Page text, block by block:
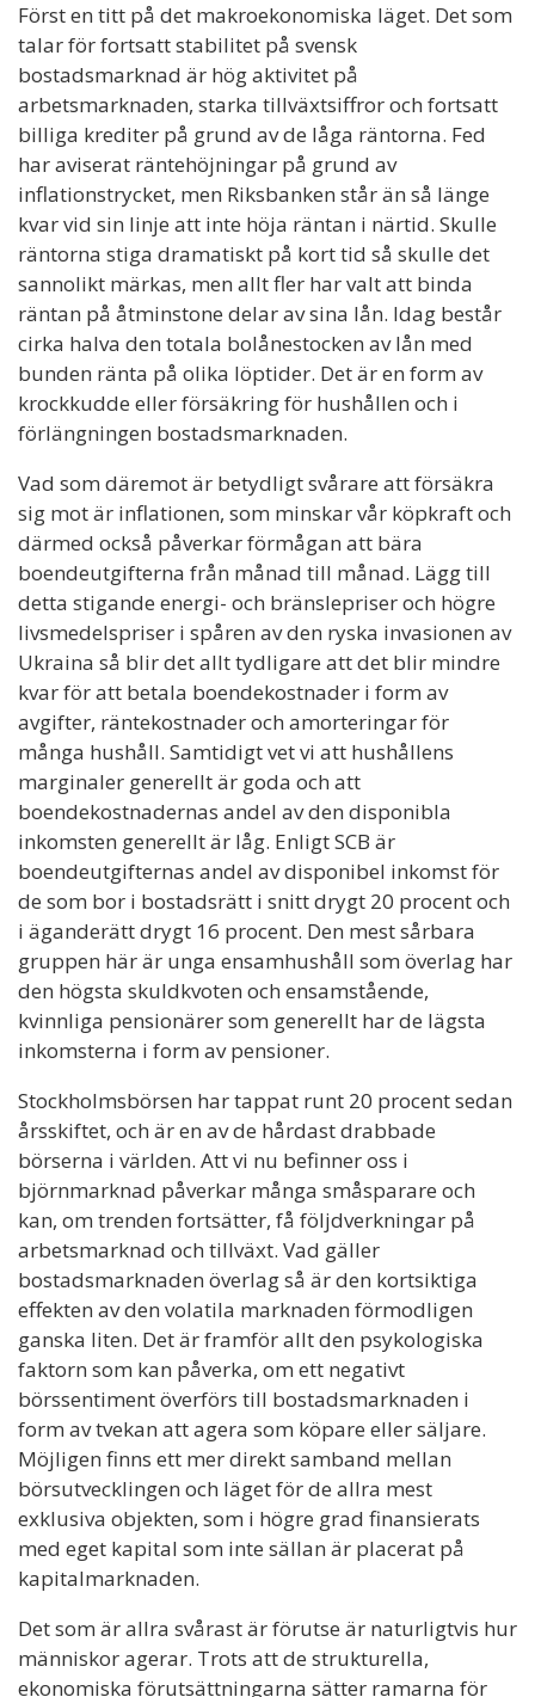
Först en titt på det makroekonomiska läget. Det som
talar för fortsatt stabilitet på svensk
bostadsmarknad är hög aktivitet på
arbetsmarknaden, starka tillväxtsiffror och fortsatt
billiga krediter på grund av de låga räntorna. Fed
har aviserat räntehöjningar på grund av
inflationstrycket, men Riksbanken står än så länge
kvar vid sin linje att inte höja räntan i närtid. Skulle
räntorna stiga dramatiskt på kort tid så skulle det
sannolikt märkas, men allt fler har valt att binda
räntan på åtminstone delar av sina lån. Idag består
cirka halva den totala bolånestocken av lån med
bunden ränta på olika löptider. Det är en form av
krockkudde eller försäkring för hushållen och i
förlängningen bostadsmarknaden.
Vad som däremot är betydligt svårare att försäkra
sig mot är inflationen, som minskar vår köpkraft och
därmed också påverkar förmågan att bära
boendeutgifterna från månad till månad. Lägg till
detta stigande energi- och bränslepriser och högre
livsmedelspriser i spåren av den ryska invasionen av
Ukraina så blir det allt tydligare att det blir mindre
kvar för att betala boendekostnader i form av
avgifter, räntekostnader och amorteringar för
många hushåll. Samtidigt vet vi att hushållens
marginaler generellt är goda och att
boendekostnadernas andel av den disponibla
inkomsten generellt är låg. Enligt SCB är
boendeutgifternas andel av disponibel inkomst för
de som bor i bostadsrätt i snitt drygt 20 procent och
i äganderätt drygt 16 procent. Den mest sårbara
gruppen här är unga ensamhushåll som överlag har
den högsta skuldkvoten och ensamstående,
kvinnliga pensionärer som generellt har de lägsta
inkomsterna i form av pensioner.
Stockholmsbörsen har tappat runt 20 procent sedan
årsskiftet, och är en av de hårdast drabbade
börserna i världen. Att vi nu befinner oss i
björnmarknad påverkar många småsparare och
kan, om trenden fortsätter, få följdverkningar på
arbetsmarknad och tillväxt. Vad gäller
bostadsmarknaden överlag så är den kortsiktiga
effekten av den volatila marknaden förmodligen
ganska liten. Det är framför allt den psykologiska
faktorn som kan påverka, om ett negativt
börssentiment överförs till bostadsmarknaden i
form av tvekan att agera som köpare eller säljare.
Möjligen finns ett mer direkt samband mellan
börsutvecklingen och läget för de allra mest
exklusiva objekten, som i högre grad finansierats
med eget kapital som inte sällan är placerat på
kapitalmarknaden.
Det som är allra svårast är förutse är naturligtvis hur
människor agerar. Trots att de strukturella,
ekonomiska förutsättningarna sätter ramarna för